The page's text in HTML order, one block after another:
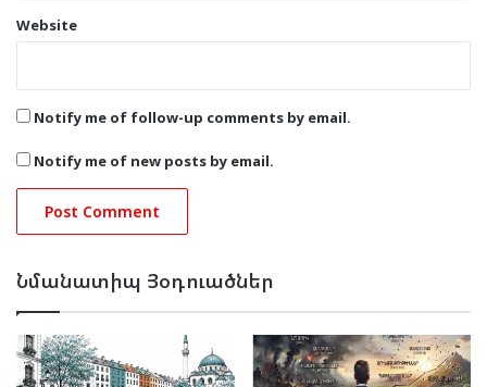
Website
Notify me of follow-up comments by email.
Notify me of new posts by email.
Նմանատիպ Յօդուածներ